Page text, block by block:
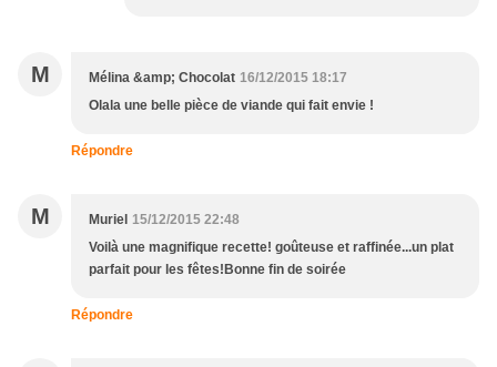
M Mélina &amp; Chocolat 16/12/2015 18:17
Olala une belle pièce de viande qui fait envie !
Répondre
M Muriel 15/12/2015 22:48
Voilà une magnifique recette! goûteuse et raffinée...un plat
parfait pour les fêtes!Bonne fin de soirée
Répondre